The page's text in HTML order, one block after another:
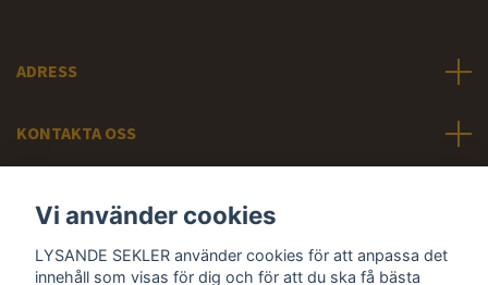
ADRESS
KONTAKTA OSS
Sociala medier
Vi använder cookies
LYSANDE SEKLER använder cookies för att anpassa det
innehåll som visas för dig och för att du ska få bästa